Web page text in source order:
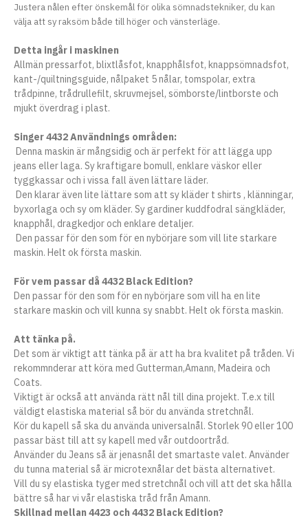
Justera nålen efter önskemål för olika sömnadstekniker, du kan
välja att sy raksöm både till höger och vänsterläge.
Detta ingår i maskinen
Allmän pressarfot, blixtlåsfot, knapphålsfot, knappsömnadsfot,
kant-/quiltningsguide, nålpaket 5 nålar, tomspolar, extra
trådpinne, trådrullefilt, skruvmejsel, sömborste/lintborste och
mjukt överdrag i plast.
Singer 4432 Användnings områden:
Denna maskin är mångsidig och är perfekt för att lägga upp
jeans eller laga. Sy kraftigare bomull, enklare väskor eller
tyggkassar och i vissa fall även lättare läder.
Den klarar även lite lättare som att sy kläder t shirts , klänningar,
byxorlaga och sy om kläder. Sy gardiner kuddfodral sängkläder,
knapphål, dragkedjor och enklare detaljer.
Den passar för den som för en nybörjare som vill lite starkare
maskin. Helt ok första maskin.
För vem passar då 4432 Black Edition?
Den passar för den som för en nybörjare som vill ha en lite
starkare maskin och vill kunna sy snabbt. Helt ok första maskin.
Att tänka på.
Det som är viktigt att tänka på är att ha bra kvalitet på tråden. Vi
rekommnderar att köra med Gutterman,Amann, Madeira och
Coats.
Viktigt är också att använda rätt nål till dina projekt. T.e.x till
väldigt elastiska material så bör du använda stretchnål.
Kör du kapell så ska du använda universalnål. Storlek 90 eller 100
passar bäst till att sy kapell med vår outdoortråd.
Använder du Jeans så är jenasnål det smartaste valet. Använder
du tunna material så är microtexnålar det bästa alternativet.
Vill du sy elastiska tyger med stretchnål och vill att det ska hålla
bättre så har vi vår elastiska tråd från Amann.
Skillnad mellan 4423 och 4432 Black Edition?